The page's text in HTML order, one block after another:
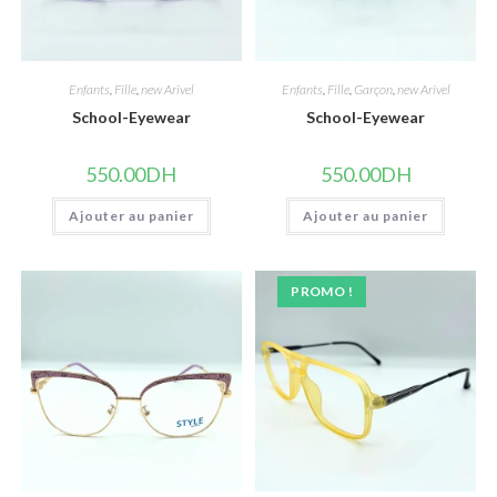
Enfants Fille, new Arivel
School-Eyewear
550.00DH
Ajouter au panier
Enfants Fille, Garçon, new Arivel
School-Eyewear
550.00DH
Ajouter au panier
PROMO !